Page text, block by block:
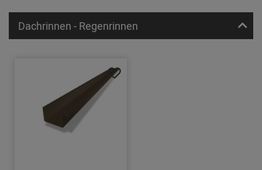
Dachrinnen - Regenrinnen